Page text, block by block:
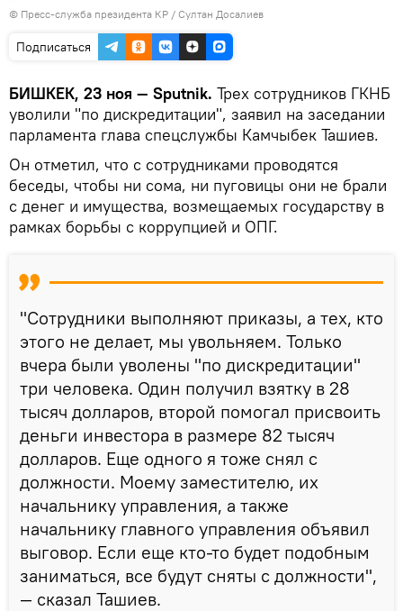
© Пресс-служба президента КР / Султан Досалиев
Подписаться
БИШКЕК, 23 ноя — Sputnik. Трех сотрудников ГКНБ
уволили "по дискредитации", заявил на заседании
парламента глава спецслужбы Камчыбек Ташиев.
Он отметил, что с сотрудниками проводятся
беседы, чтобы ни сома, ни пуговицы они не брали
с денег и имущества, возмещаемых государству в
рамках борьбы с коррупцией и ОПГ.
"Сотрудники выполняют приказы, а тех, кто
этого не делает, мы увольняем. Только
вчера были уволены "по дискредитации"
три человека. Один получил взятку в 28
тысяч долларов, второй помогал присвоить
деньги инвестора в размере 82 тысяч
долларов. Еще одного я тоже снял с
должности. Моему заместителю, их
начальнику управления, а также
начальнику главного управления объявил
выговор. Если еще кто-то будет подобным
заниматься, все будут сняты с должности",
— сказал Ташиев.